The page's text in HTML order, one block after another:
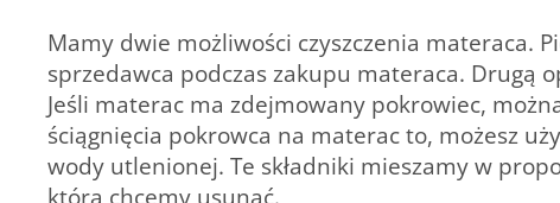
Mamy dwie możliwości czyszczenia materaca.
sprzedawca podczas zakupu materaca. Drugą
Jeśli materac ma zdejmowany pokrowiec,
ściągnięcia pokrowca na materac to, możesz
wody utlenionej. Te składniki mieszamy w